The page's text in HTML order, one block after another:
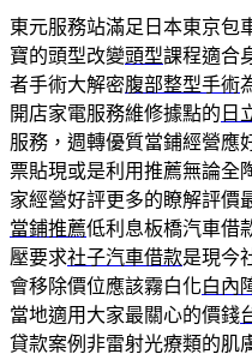
東元服務站滿足日本東京包
寶的頭型改變頭型課程適合
者手術大解密腹部整型手術
開店家電服務維修據點的 日
服務，週轉優質當鋪經營應
票貼現或是利用推薦無論全
家經營好評更多的瞭解評價
當鋪推薦低利息板橋汽車借
壓要求社子汽車借款是現今
會移除價位應該霧白化白內
當地適用大家最關心的價錢
貸款案例非雷射光療類的肌